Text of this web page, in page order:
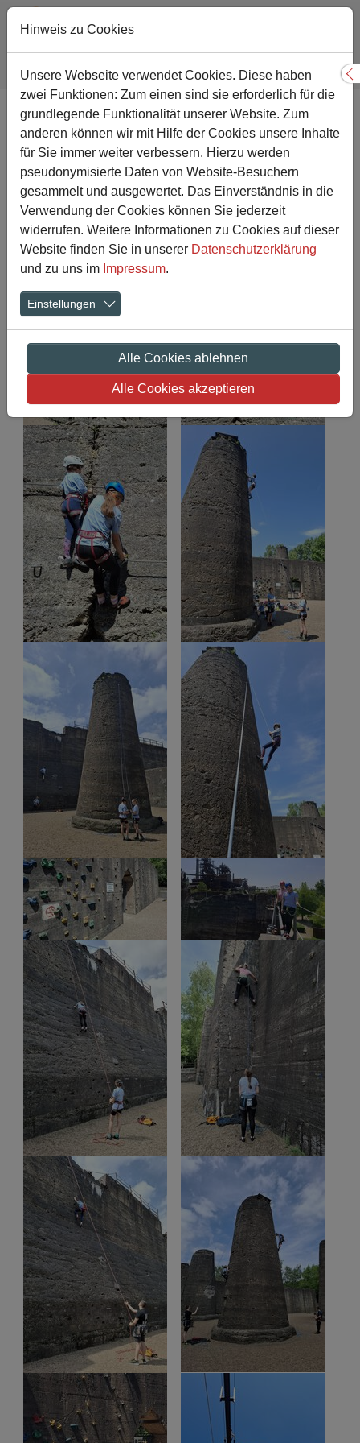
Zum Hauptinhalt springen
Sie sind hier:
Gesamtschule Nachricht
Hohe Wände,
herausfordernde Routen -
Abschlussfahrt der Kletter-
AG in den Landschaftspark
Duisburg-Nord
15.06.2025
Show larger version Show larger version
Show larger version Show larger version
Show larger version Show larger version
Show larger version Show larger version
Show larger version Show larger version
Show larger version Show larger version
Show larger version Show larger version
Hinweis zu Cookies
Unsere Webseite verwendet Cookies. Diese haben
zwei Funktionen: Zum einen sind sie erforderlich für die
grundlegende Funktionalität unserer Website. Zum
anderen können wir mit Hilfe der Cookies unsere Inhalte
für Sie immer weiter verbessern. Hierzu werden
pseudonymisierte Daten von Website-Besuchern
gesammelt und ausgewertet. Das Einverständnis in die
Verwendung der Cookies können Sie jederzeit
widerrufen. Weitere Informationen zu Cookies auf dieser
Website finden Sie in unserer Datenschutzerklärung
und zu uns im Impressum.
Einstellungen
Alle Cookies ablehnen
Alle Cookies akzeptieren